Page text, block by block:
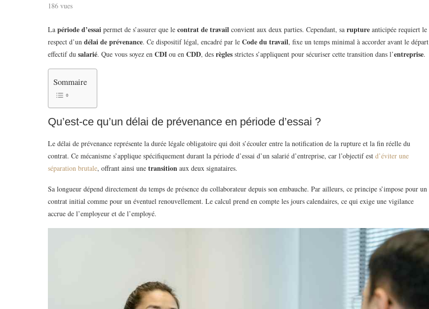
186 vues
La période d’essai permet de s’assurer que le contrat de travail convient aux deux parties. Cependant, sa rupture anticipée requiert le
respect d’un délai de prévenance. Ce dispositif légal, encadré par le Code du travail, fixe un temps minimal à accorder avant le départ
effectif du salarié. Que vous soyez en CDI ou en CDD, des règles strictes s’appliquent pour sécuriser cette transition dans l’entreprise.
Sommaire
Qu’est-ce qu’un délai de prévenance en période d’essai ?
Le délai de prévenance représente la durée légale obligatoire qui doit s’écouler entre la notification de la rupture et la fin réelle du
contrat. Ce mécanisme s’applique spécifiquement durant la période d’essai d’un salarié d’entreprise, car l’objectif est d’éviter une
séparation brutale, offrant ainsi une transition aux deux signataires.
Sa longueur dépend directement du temps de présence du collaborateur depuis son embauche. Par ailleurs, ce principe s’impose pour un
contrat initial comme pour un éventuel renouvellement. Le calcul prend en compte les jours calendaires, ce qui exige une vigilance
accrue de l’employeur et de l’employé.